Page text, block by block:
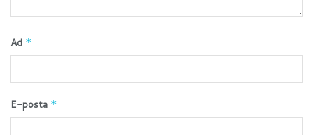
Ad *
E-posta *